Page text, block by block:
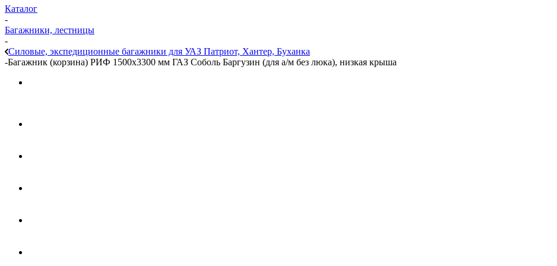
Каталог
-
Багажники, лестницы
-
Силовые, экспедиционные багажники для УАЗ Патриот, Хантер, Буханка
-Багажник (корзина) РИФ 1500х3300 мм ГАЗ Соболь Баргузин (для а/м без люка), низкая крыша